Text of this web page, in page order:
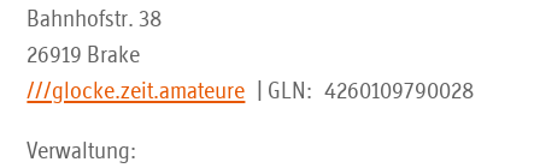
Backup Mailserver
Sicherheits-Sensibilisierung
Sicherheits-Berichte
Bahnhofstr. 38
26919 Brake
///glocke.zeit.amateure | GLN: 4260109790028
Verwaltung: